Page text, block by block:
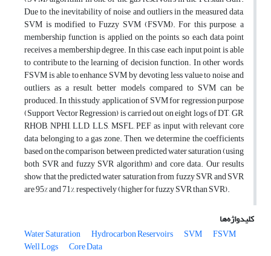
Due to the inevitability of noise and outliers in the measured data,
SVM is modified to Fuzzy SVM (FSVM). For this purpose, a
membership function is applied on the points, so each data point
receives a membership degree. In this case, each input point is able
to contribute to the learning of decision function. In other words,
FSVM is able to enhance SVM by devoting less value to noise and
outliers, as a result, better models compared to SVM can be
produced. In this study, application of SVM for regression purpose
(Support Vector Regression) is carried out on eight logs of DT, GR,
RHOB, NPHI, LLD, LLS, MSFL, PEF as input with relevant core
data belonging to a gas zone. Then, we determine the coefficients
based on the comparison between predicted water saturation (using
both SVR and fuzzy SVR algorithm) and core data. Our results
show that the predicted water saturation from fuzzy SVR and SVR
are 95% and 71%, respectively (higher for fuzzy SVR than SVR).
کلیدواژه‌ها
Water Saturation
Hydrocarbon Reservoirs SVM FSVM
Well Logs
Core Data